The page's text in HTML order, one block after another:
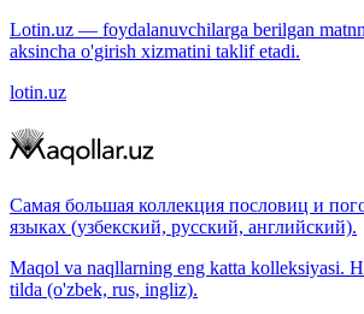
Lotin.uz — foydalanuvchilarga berilgan
aksincha o'girish xizmatini taklif etadi.
lotin.uz
Самая большая коллекция пословиц и
языках (узбекский, русский, английский).
Maqol va naqllarning eng katta kolleksiyasi.
tilda (o'zbek, rus, ingliz).